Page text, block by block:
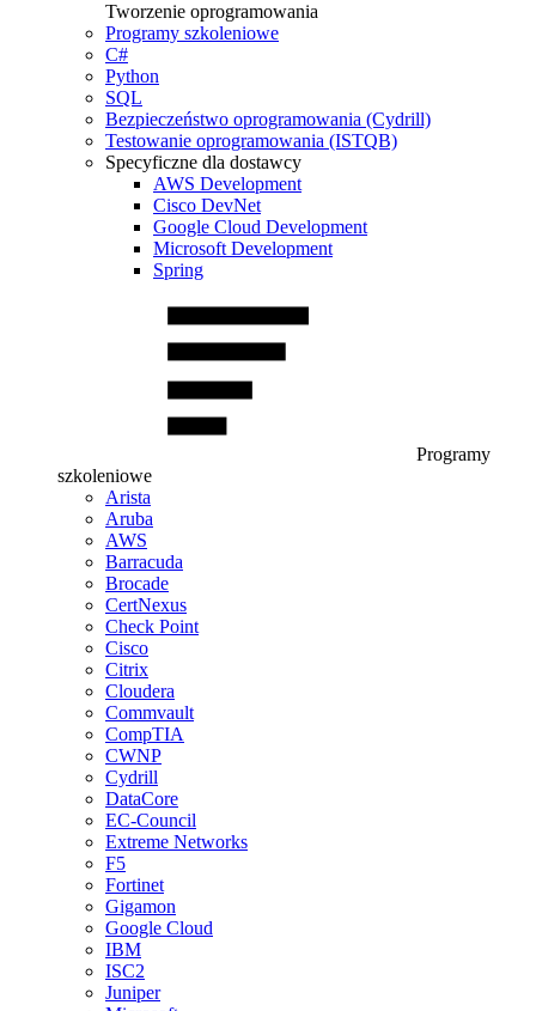
Tworzenie oprogramowania
Programy szkoleniowe
C#
Python
SQL
Bezpieczeństwo oprogramowania (Cydrill)
Testowanie oprogramowania (ISTQB)
Specyficzne dla dostawcy
AWS Development
Cisco DevNet
Google Cloud Development
Microsoft Development
Spring
Programy
szkoleniowe
Arista
Aruba
AWS
Barracuda
Brocade
CertNexus
Check Point
Cisco
Citrix
Cloudera
Commvault
CompTIA
CWNP
Cydrill
DataCore
EC-Council
Extreme Networks
F5
Fortinet
Gigamon
Google Cloud
IBM
ISC2
Juniper